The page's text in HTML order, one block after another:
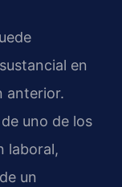
en
anterior.
uno de los
laboral,
un